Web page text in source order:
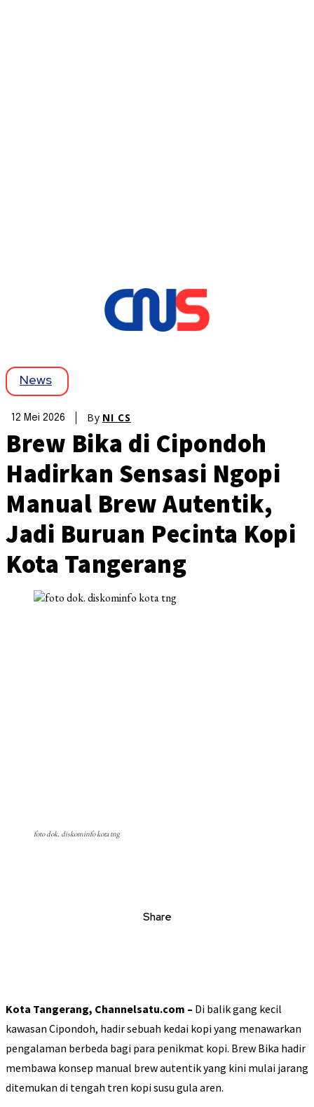
News
12 Mei 2026 By NI CS
Brew Bika di Cipondoh
Hadirkan Sensasi Ngopi
Manual Brew Autentik,
Jadi Buruan Pecinta Kopi
Kota Tangerang
foto dok. diskominfo kota tng
Share
Kota Tangerang, Channelsatu.com – Di balik gang kecil
kawasan Cipondoh, hadir sebuah kedai kopi yang menawarkan
pengalaman berbeda bagi para penikmat kopi. Brew Bika hadir
membawa konsep manual brew autentik yang kini mulai jarang
ditemukan di tengah tren kopi susu gula aren.